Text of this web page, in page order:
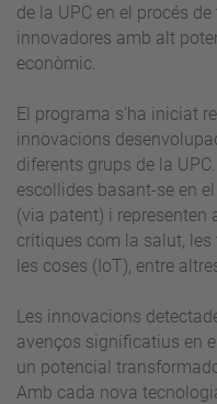
de la UPC en el procés
innovadores amb alt
econòmic.
El programa s'ha iniciat
innovacions
diferents grups de la
escollides basant-se en
(via patent) i representen
crítiques com la salut,
les coses (IoT), entre
Les innovacions
avenços significatius en
un potencial
Amb cada nova